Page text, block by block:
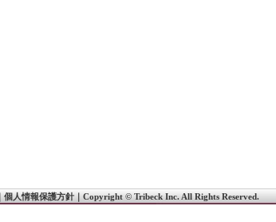
個人情報保護方針｜ Copyright © Tribeck Inc. All Rights Reserved.